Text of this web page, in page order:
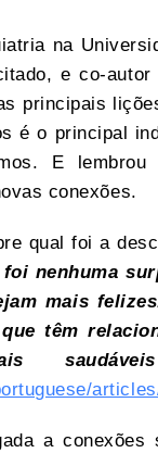
na
e co-
principais
é o principal
E
conexões.
qual foi a
foi nenhuma
mais
têm
a conexões